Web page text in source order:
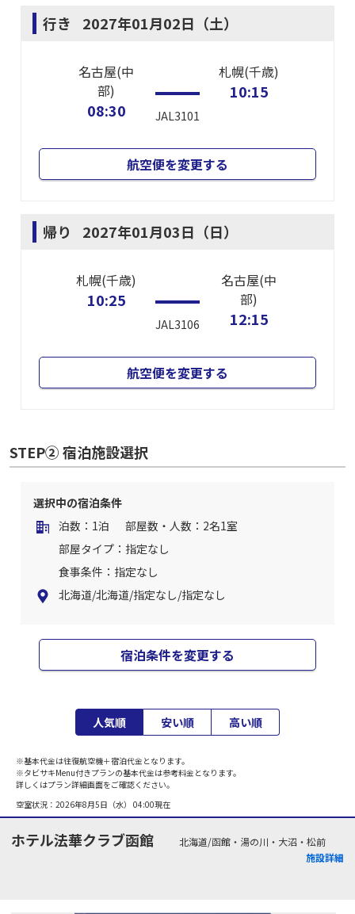
行き 2027年01月02日（土）
名古屋(中
部)
08:30 JAL3101
札幌(千歳)
10:15
航空便を変更する
帰り 2027年01月03日（日）
札幌(千歳)
10:25
JAL3106
名古屋(中
部)
12:15
航空便を変更する
STEP② 宿泊施設選択
選択中の宿泊条件
泊数：1泊
部屋数・人数：2名1室
部屋タイプ：指定なし
食事条件：指定なし
北海道/北海道/指定なし/指定なし
宿泊条件を変更する
人気順 安い順 高い順
※基本代金は往復航空機＋宿泊代金となります。
※タビサキMenu付きプランの基本代金は参考料金となります。
詳しくはプラン詳細画面をご確認ください。
空室状況： 2026年8月5日（水） 04:00現在
ホテル法華クラブ函館
北海道/函館・湯の川・大沼・松前
施設詳細